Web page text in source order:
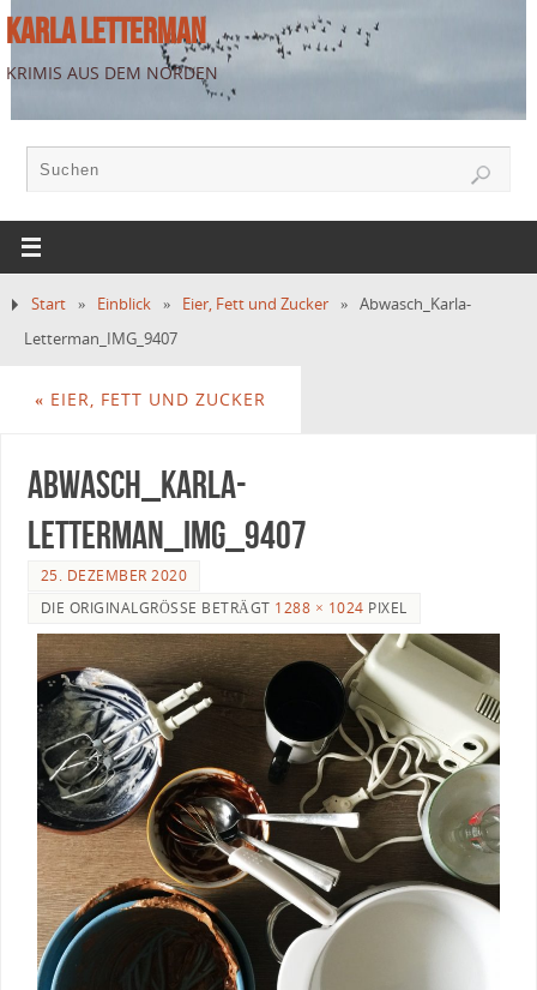
KARLA LETTERMAN
KRIMIS AUS DEM NORDEN
Start » Einblick » Eier, Fett und Zucker » Abwasch_Karla-
Letterman_IMG_9407
« EIER, FETT UND ZUCKER
Abwasch_Karla-
Letterman_IMG_9407
25. DEZEMBER 2020
DIE ORIGINALGRÖSSE BETRÄGT 1288 × 1024 PIXEL